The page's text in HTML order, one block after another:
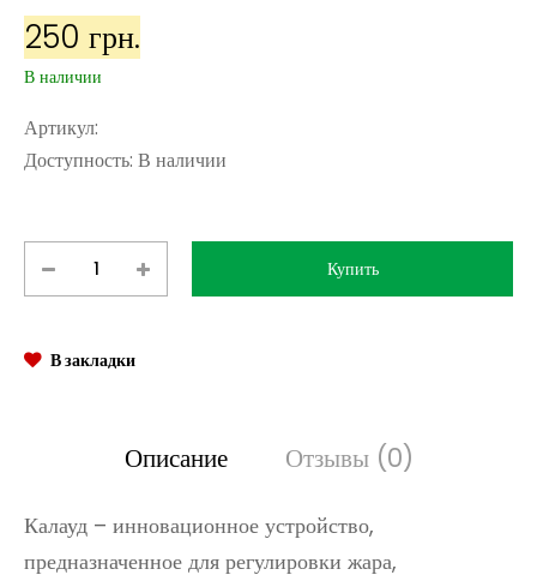
250 грн.
В наличии
Артикул:
Доступность: В наличии
В закладки
Описание Отзывы (0)
Калауд – инновационное устройство,
предназначенное для регулировки жара,